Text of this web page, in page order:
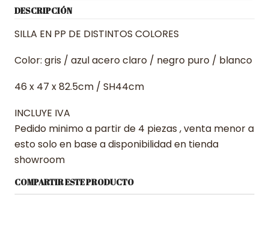
DESCRIPCIÓN
SILLA EN PP DE DISTINTOS COLORES
Color: gris / azul acero claro / negro puro / blanco
46 x 47 x 82.5cm / SH44cm
INCLUYE IVA
Pedido minimo a partir de 4 piezas , venta menor a
esto solo en base a disponibilidad en tienda
showroom
COMPARTIR ESTE PRODUCTO